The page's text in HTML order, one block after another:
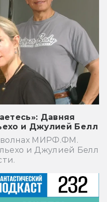
Давняя
и Джулией Белл
волнах МИРФ.ФМ.
и Джулией Белл